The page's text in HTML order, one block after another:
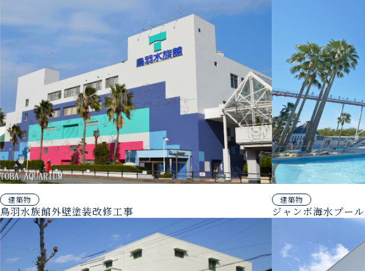
建築物
鳥羽水族館外壁塗装改修工事
建築物
ジャンボ海水プー